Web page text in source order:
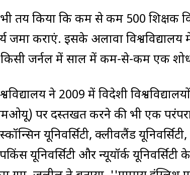
किया कि कम से कम 500 शिक्षक
जमा कराएं. इसके अलावा
के किसी जर्नल में साल में कम-से-कम एक
ने 2009 में विदेशी
पर दस्तखत करने की भी एक
यूनिवर्सिटी, क्लीवलैंड
यूनिवर्सिटी और न्यूयॉर्क